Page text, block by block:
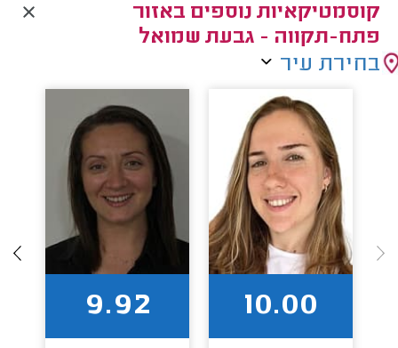
קוסמטיקאיות נוספים באזור
פתח-תקווה - גבעת שמואל
בחירת עיר
10.00
9.92